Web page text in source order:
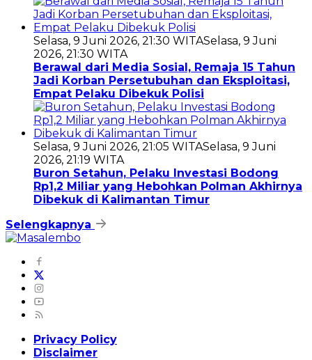
Selasa, 9 Juni 2026, 21:30 WITASelasa, 9 Juni
2026, 21:30 WITA
Berawal dari Media Sosial, Remaja 15 Tahun
Jadi Korban Persetubuhan dan Eksploitasi,
Empat Pelaku Dibekuk Polisi
Selasa, 9 Juni 2026, 21:05 WITASelasa, 9 Juni
2026, 21:19 WITA
Buron Setahun, Pelaku Investasi Bodong
Rp1,2 Miliar yang Hebohkan Polman Akhirnya
Dibekuk di Kalimantan Timur
Selengkapnya
Privacy Policy
Disclaimer